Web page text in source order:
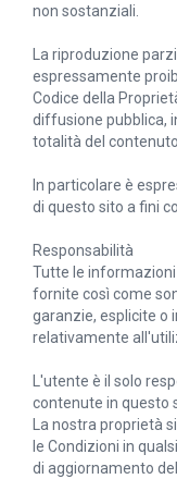
non sostanziali.
La riproduzione
espressamente
Codice della
diffusione pubblica,
totalità del
In particolare è
di questo sito a fini
Responsabilità
Tutte le
fornite così come
garanzie, esplicite o
relativamente
L'utente è il solo
contenute in questo
La nostra proprietà
le Condizioni in
di aggiornamento